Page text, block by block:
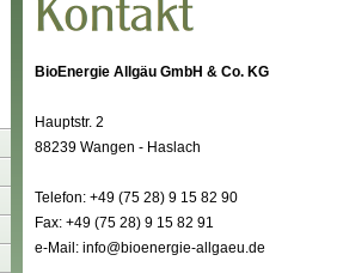
BioEnergie Allgäu GmbH & Co. KG
Hauptstr. 2
88239 Wangen - Haslach
Telefon: +49 (75 28) 9 15 82 90
Fax: +49 (75 28) 9 15 82 91
e-Mail: info@bioenergie-allgaeu.de